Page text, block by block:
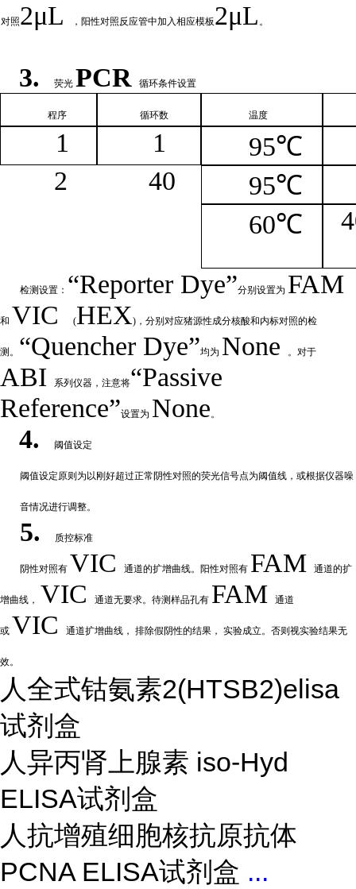
对照2μL ，阳性对照反应管中加入相应模板2μL 。
3. 荧光 PCR 循环条件设置
程序 循环数 温度
1 1
95℃
2
40
95℃
60℃
4
检测设置： “Reporter Dye”分别设置为 FAM
和 VIC(HEX)，分别对应猪源性成分核酸和内标对照的检
测。 “Quencher Dye”均为 None 。对于
ABI 系列仪器，注意将“Passive
Reference”设置为 None。
4. 阈值设定
阈值设定原则为以刚好超过正常阴性对照的荧光信号点为阈值线，或根据仪器噪
音情况进行调整。
5. 质控标准
阴性对照有 VIC通道的扩增曲线。阳性对照有 FAM通道的扩
增曲线， VIC通道无要求。待测样品孔有 FAM通道
或 VIC 通道扩增曲线， 排除假阴性的结果， 实验成立。否则视实验结果无
效。
人全式钴氨素2(HTSB2)elisa
试剂盒
人异丙肾上腺素 iso-Hyd
ELISA试剂盒
人抗增殖细胞核抗原抗体
PCNA ELISA试剂盒 ...